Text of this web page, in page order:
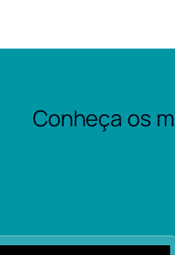
Conheça os